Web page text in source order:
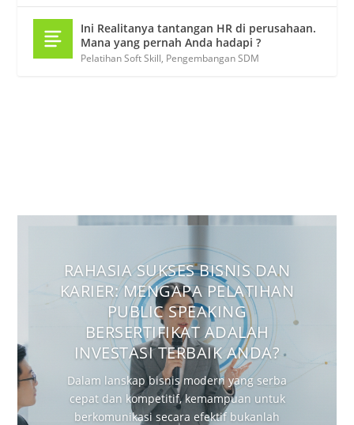
Ini Realitanya tantangan HR di perusahaan.
Mana yang pernah Anda hadapi ?
Pelatihan Soft Skill, Pengembangan SDM
RAHASIA SUKSES BISNIS DAN
KARIER: MENGAPA PELATIHAN
PUBLIC SPEAKING
BERSERTIFIKAT ADALAH
INVESTASI TERBAIK ANDA?
Dalam lanskap bisnis modern yang serba
cepat dan kompetitif, kemampuan untuk
berkomunikasi secara efektif bukanlah